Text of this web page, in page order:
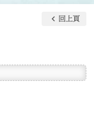
keyboard_arrow_left 回上頁